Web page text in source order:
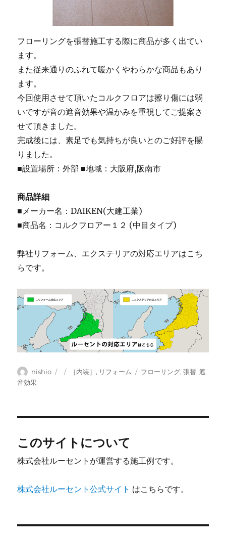
フローリングを張替施工する際に商品が多く出てい
ます。
また従来通りのふれて暖かくやわらかな商品もあり
ます。
今回使用させて頂いたコルクフロアは擦り傷には弱
いですが音の遮音効果や温かみを重視してご提案さ
せて頂きました。
完成後には、素足でも気持ちが良いとのご好評を賜
りました。
■設置場所：外部 ■地域：大阪府,阪南市
商品詳細
■メーカー名：DAIKEN(大建工業)
■商品名：コルクフロアー１２ (中目タイプ)
弊社リフォーム、エクステリアの対応エリアはこち
らです。
投
稿
nishio
投
カ［内装］, リフォーム
タ
フローリング,張替,遮
音効果
このサイトについて
株式会社ルーセントが運営する施工例です。
株式会社ルーセント公式サイト はこちらです。